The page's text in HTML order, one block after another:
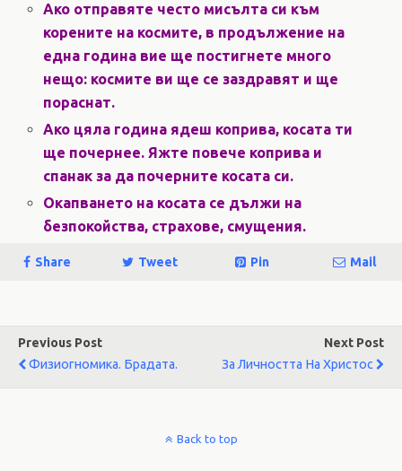
Ако отправяте често мисълта си към
корените на космите, в продължение на
една година вие ще постигнете много
нещо: космите ви ще се заздравят и ще
пораснат.
Ако цяла година ядеш коприва, косата ти
ще почернее. Яжте повече коприва и
спанак за да почерните косата си.
Окапването на косата се дължи на
безпокойства, страхове, смущения.
Share Tweet Pin Mail
Previous Post
Физиогномика. Брадата.
Next Post
За Личността На Христос
Back to top